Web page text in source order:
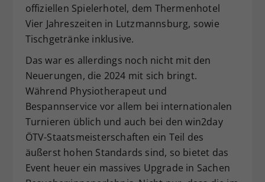
offiziellen Spielerhotel, dem Thermenhotel
Vier Jahreszeiten in Lutzmannsburg, sowie
Tischgetränke inklusive.
Das war es allerdings noch nicht mit den
Neuerungen, die 2024 mit sich bringt.
Während Physiotherapeut und
Bespannservice vor allem bei internationalen
Turnieren üblich und auch bei den win2day
ÖTV-Staatsmeisterschaften ein Teil des
äußerst hohen Standards sind, so bietet das
Event heuer ein massives Upgrade in Sachen